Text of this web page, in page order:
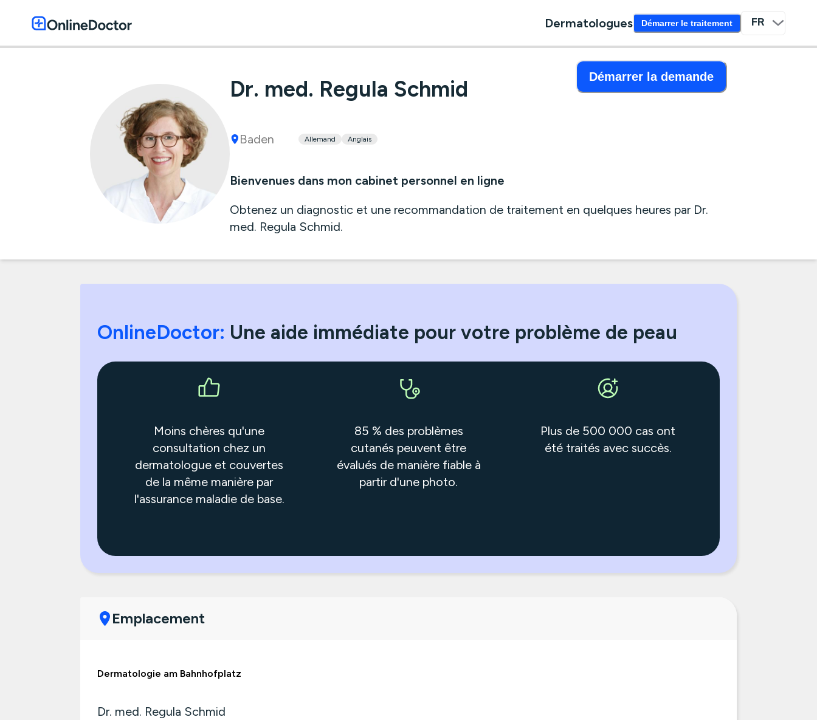
Dermatologues Démarrer le traitement
Dr. med. Regula Schmid Démarrer la demande
Baden Allemand Anglais
Bienvenues dans mon cabinet personnel en ligne
Obtenez un diagnostic et une recommandation de traitement en quelques heures par Dr.
med. Regula Schmid.
OnlineDoctor: Une aide immédiate pour votre problème de peau
Moins chères qu'une
consultation chez un
dermatologue et couvertes
de la même manière par
l'assurance maladie de base.
85 % des problèmes
cutanés peuvent être
évalués de manière fiable à
partir d'une photo.
Plus de 500 000 cas ont
été traités avec succès.
Emplacement
Dermatologie am Bahnhofplatz
Dr. med. Regula Schmid